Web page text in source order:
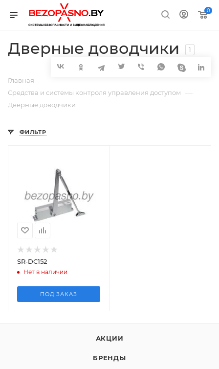
0
Дверные доводчики 1
Главная —
Средства и системы контроля управления доступом —
Дверные доводчики
ФИЛЬТР
SR-DC152
Нет в наличии
ПОД ЗАКАЗ
АКЦИИ
БРЕНДЫ